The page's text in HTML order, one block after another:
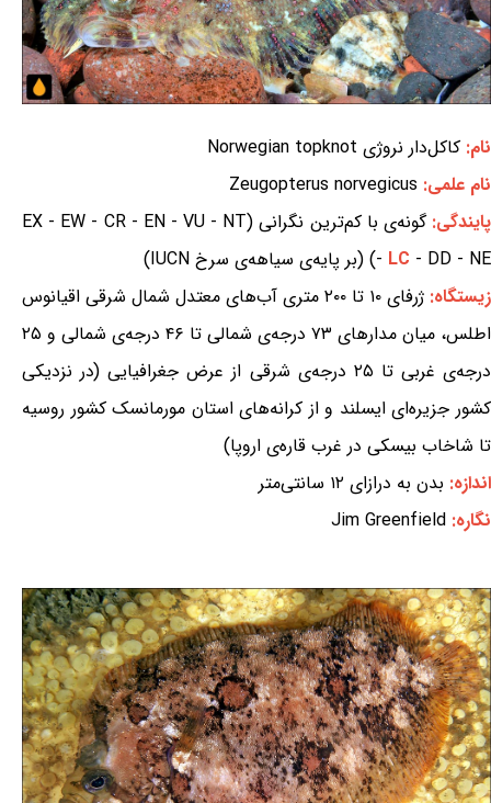
نام: کاکل‌دار نروژی Norwegian topknot
نام علمی: Zeugopterus norvegicus
پایندگی:
گونه‌ی با کم‌ترین نگرانی (EX - EW - CR - EN - VU - NT
- LC - DD - NE) (بر پایه‌ی سیاهه‌ی سرخ IUCN)
زیستگاه:
ژرفای ۱۰ تا ۲۰۰ متری آب‌های معتدل شمال شرقی اقیانوس
اطلس، میان مدارهای ۷۳ درجه‌ی شمالی تا ۴۶ درجه‌ی شمالی و ۲۵
درجه‌ی غربی تا ۲۵ درجه‌ی شرقی از عرض جغرافیایی (در نزدیکی
کشور جزیره‌ای ایسلند و از کرانه‌های استان مورمانسک کشور روسیه
تا شاخاب بیسکی در غرب قاره‌ی اروپا)
اندازه: بدن به درازای ۱۲ سانتی‌متر
نگاره: Jim Greenfield